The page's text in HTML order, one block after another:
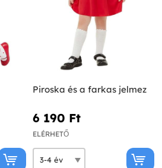
Piroska és a farkas jelmez
6 190 Ft‎
ELÉRHETŐ